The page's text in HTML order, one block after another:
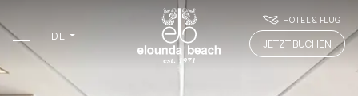
DE
HOTEL & FLUG
JETZT BUCHEN